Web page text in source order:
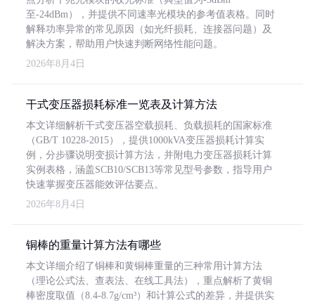
至-24dBm），并提供不同速率光模块的参考值表格。同时
解释功率异常的常见原因（如光纤损耗、连接器问题）及
解决方案，帮助用户快速判断网络性能问题。
2026年8月4日
干式变压器损耗标准一览表及计算方法
本文详细解析干式变压器空载损耗、负载损耗的国家标准
（GB/T 10228-2015），提供1000kVA变压器损耗计算实
例，分步骤说明变损计算方法，并附电力变压器损耗计算
实例表格，涵盖SCB10/SCB13等常见型号参数，指导用户
快速掌握变压器能效评估要点。
2026年8月4日
铜棒的重量计算方法有哪些
本文详细介绍了铜棒和黄铜棒重量的三种常用计算方法
（理论公式法、查表法、在线工具法），重点解析了黄铜
棒密度取值（8.4-8.7g/cm³）和计算公式的差异，并提供实